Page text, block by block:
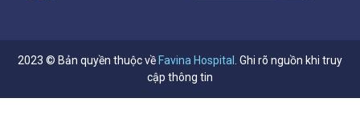
2023 © Bản quyền thuộc về Favina Hospital. Ghi rõ nguồn khi truy
cập thông tin